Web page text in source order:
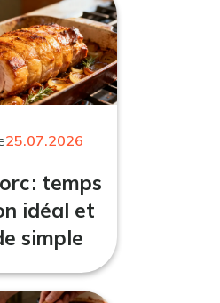
25.07.2026
: temps
idéal et
simple